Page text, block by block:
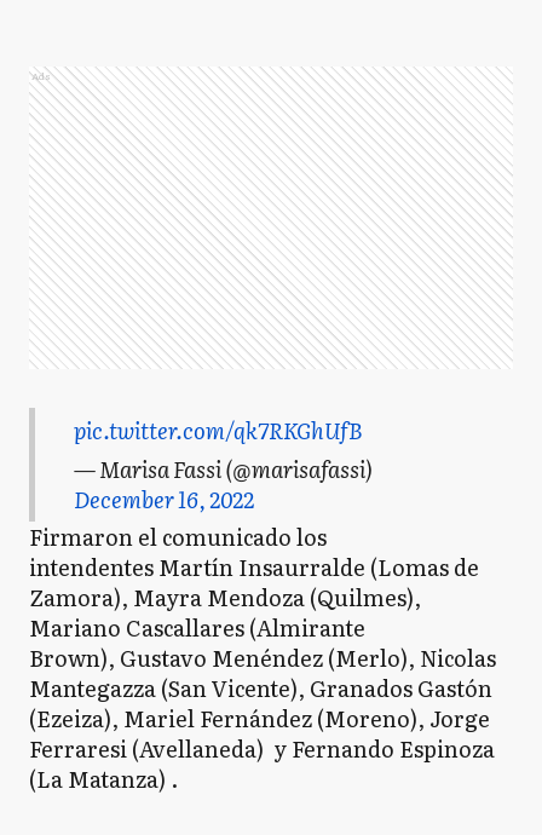
Ads
pic.twitter.com/qk7RKGhUfB
— Marisa Fassi (@marisafassi)
December 16, 2022
Firmaron el comunicado los
intendentes Martín Insaurralde (Lomas de
Zamora), Mayra Mendoza (Quilmes),
Mariano Cascallares (Almirante
Brown), Gustavo Menéndez (Merlo), Nicolas
Mantegazza (San Vicente), Granados Gastón
(Ezeiza), Mariel Fernández (Moreno), Jorge
Ferraresi (Avellaneda) y Fernando Espinoza
(La Matanza) .